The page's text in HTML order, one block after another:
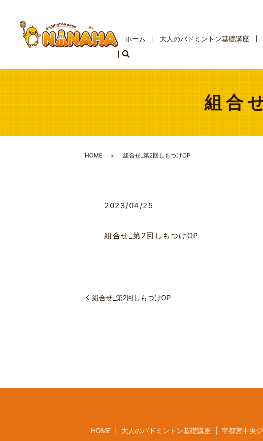
ホーム 大人のバドミントン基礎講座
組合
HOME 組合せ_第2回しもつけOP
2023/04/25
組合せ_第2回しもつけOP
組合せ_第2回しもつけOP
HOME 大人のバドミントン基礎講座 宇都宮中央